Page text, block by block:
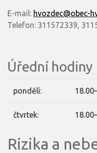
E-mail: hvozdec@obec-
Telefon: 311572339,
Úřední hodiny
pondělí:
čtvrtek:
Rizika a